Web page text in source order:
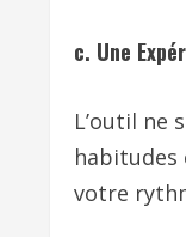
c. Une
L’outil ne
habitudes
votre